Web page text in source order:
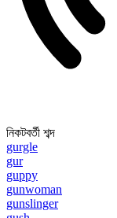
নিকটবর্তী শব্দ
gurgle
gur
guppy
gunwoman
gunslinger